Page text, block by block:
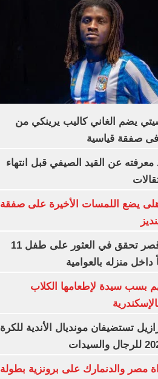
يضم الغاني كاليب يرينكي من
فى صفقة قياسية
معرفته عن القيد الصيفي قبل انتهاء
يضع اللمسات الأخيرة على صفقة
مباحث الأقصر تحقق في العثور على طفل 11
داخل منزله بالعوامية
بسب سيدة لإطعامها الكلاب
تستضيفان مونديال الأندية للكرة
مصر والدنمارك على برونزية بطولة